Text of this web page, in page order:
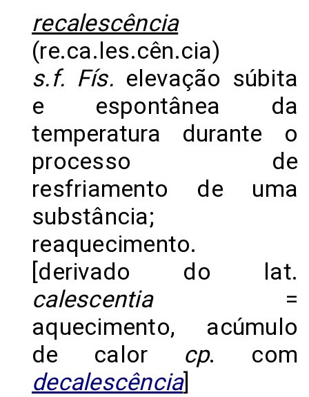
recalescência
(re.ca.les.cên.cia)
s.f. Fís. elevação súbita
e espontânea da
temperatura durante o
processo de
resfriamento de uma
substância;
reaquecimento.
[derivado do lat.
calescentia=
aquecimento, acúmulo
de calor cp. com
decalescência]